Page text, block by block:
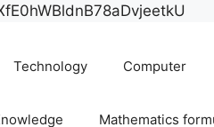
Technology Computer
Mathematics